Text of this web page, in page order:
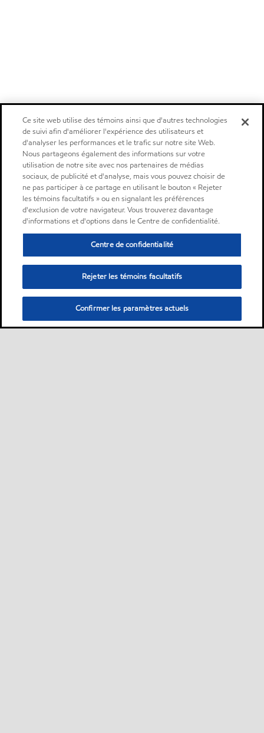
Ce site web utilise des témoins ainsi que d'autres technologies
de suivi afin d'améliorer l'expérience des utilisateurs et
d'analyser les performances et le trafic sur notre site Web.
Nous partageons également des informations sur votre
utilisation de notre site avec nos partenaires de médias
sociaux, de publicité et d'analyse, mais vous pouvez choisir de
ne pas participer à ce partage en utilisant le bouton « Rejeter
les témoins facultatifs » ou en signalant les préférences
d'exclusion de votre navigateur. Vous trouverez davantage
d'informations et d'options dans le Centre de confidentialité.
Centre de confidentialité
Rejeter les témoins facultatifs
Confirmer les paramètres actuels